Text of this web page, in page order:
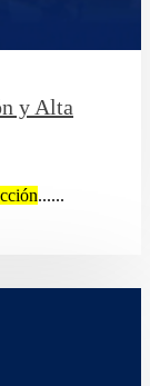
y Alta
......